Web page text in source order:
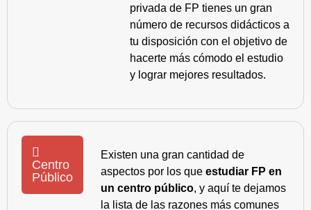
privada de FP tienes un gran
número de recursos didácticos a
tu disposición con el objetivo de
hacerte más cómodo el estudio
y lograr mejores resultados.
Centro
Público
Existen una gran cantidad de
aspectos por los que estudiar FP en
un centro público, y aquí te dejamos
la lista de las razones más comunes